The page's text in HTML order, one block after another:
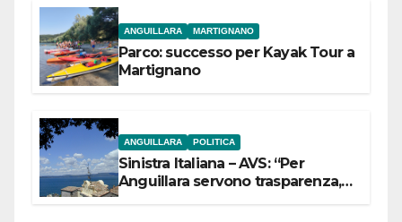
ANGUILLARA MARTIGNANO
Parco: successo per Kayak Tour a
Martignano
ANGUILLARA POLITICA
Sinistra Italiana – AVS: “Per
Anguillara servono trasparenza,